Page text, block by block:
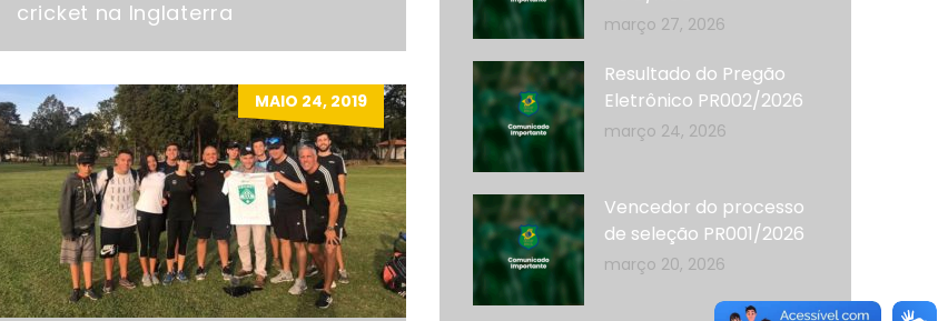
cricket na Inglaterra
MAIO 24, 2019
março 27, 2026
março 24, 2026
Resultado do Pregão
Eletrônico PR002/2026
março 20, 2026
Vencedor do processo
de seleção PR001/2026